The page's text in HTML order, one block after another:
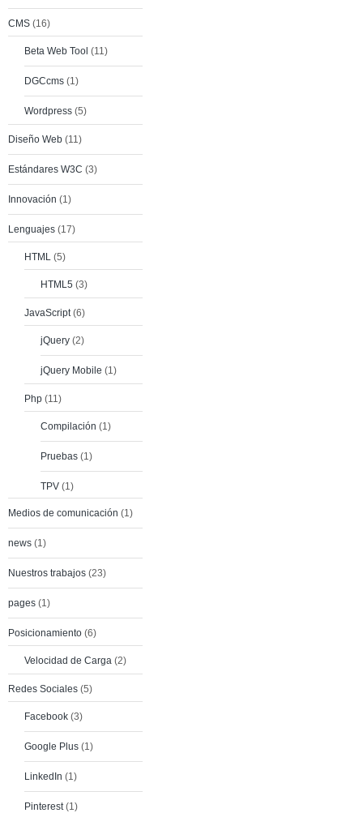
CMS (16)
Beta Web Tool (11)
DGCcms (1)
Wordpress (5)
Diseño Web (11)
Estándares W3C (3)
Innovación (1)
Lenguajes (17)
HTML (5)
HTML5 (3)
JavaScript(6)
jQuery (2)
jQuery Mobile (1)
Php (11)
Compilación (1)
Pruebas (1)
TPV (1)
Medios de comunicación (1)
news (1)
Nuestros trabajos (23)
pages (1)
Posicionamiento (6)
Velocidad de Carga (2)
Redes Sociales (5)
Facebook (3)
Google Plus (1)
LinkedIn (1)
Pinterest(1)